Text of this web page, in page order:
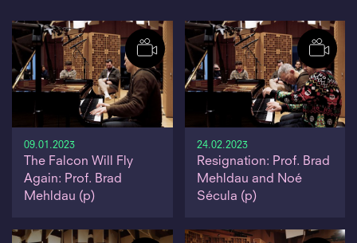
09.01.2023
The Falcon Will Fly
Again: Prof. Brad
Mehldau (p)
24.02.2023
Resignation: Prof. Brad
Mehldau and Noé
Sécula (p)